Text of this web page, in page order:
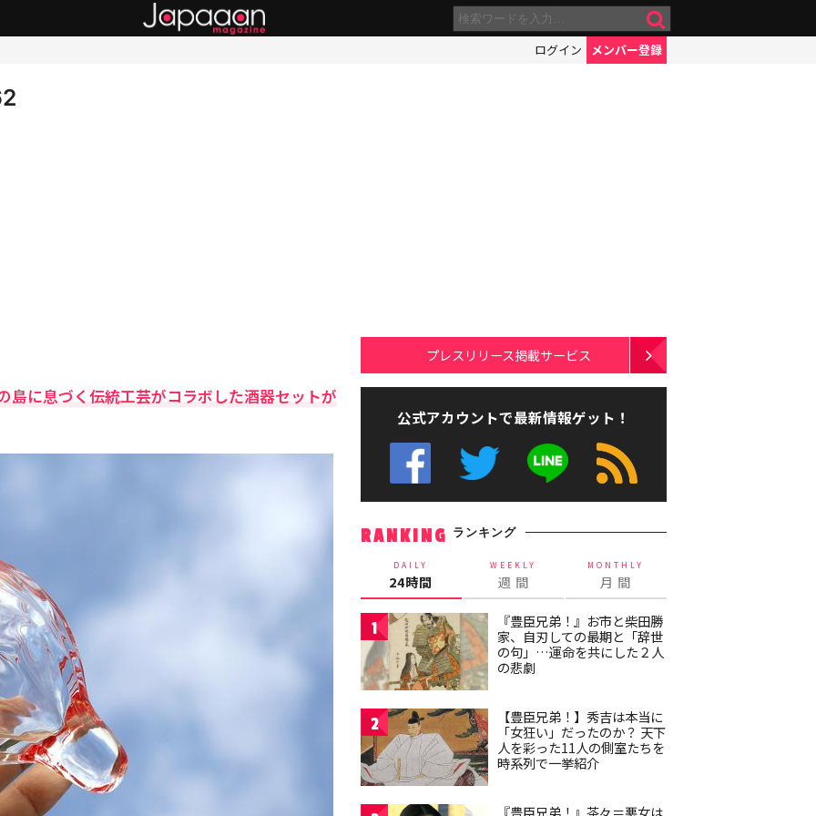
ログイン メンバー登録
島に息づく伝統工芸がコラボした酒器セットが
プレスリリース掲載サービス
公式アカウントで最新情報ゲット！
RANKING ランキング
DAILY
24時間
WEEKLY
週 間
MONTHLY
月 間
1
『豊臣兄弟！』お市と柴田勝
家、自刃しての最期と「辞世
の句」…運命を共にした２人
の悲劇
2
【豊臣兄弟！】秀吉は本当に
「女狂い」だったのか？ 天下
人を彩った11人の側室たちを
時系列で一挙紹介
『豊臣兄弟！』茶々＝悪女は